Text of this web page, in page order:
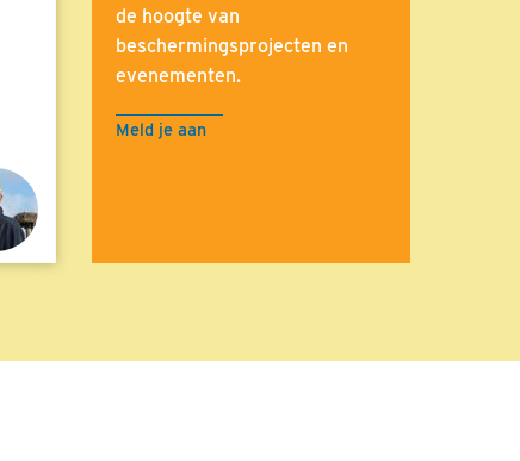
de hoogte van
beschermingsprojecten en
evenementen.
Meld je aan